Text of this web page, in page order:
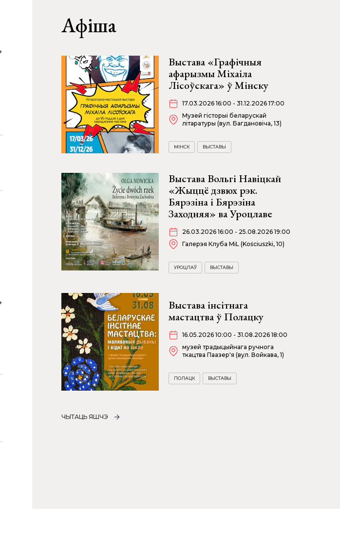
Афіша
Выстава «Графічныя
афарызмы Міхаіла
Лісоўскага» ў Мінску
17.03.2026 16:00 - 31.12.2026 17:00
Музей гісторыі беларускай
літаратуры (вул. Багдановіча, 13)
МІНСК ВЫСТАВЫ
Выстава Вольгі Навіцкай
«Жыццё дзвюх рэк.
Бярэзіна і Бярэзіна
Заходняя» ва Уроцлаве
26.03.2026 16:00 - 25.08.2026 19:00
Галерэя Клуба MiL (Kościuszki, 10)
УРОЦЛАЎ ВЫСТАВЫ
Выстава інсітнага
мастацтва ў Полацку
16.05.2026 10:00 - 31.08.2026 18:00
музей традыцыйнага ручнога
ткацтва Паазер'я (вул. Войкава, 1)
ПОЛАЦК ВЫСТАВЫ
ЧЫТАЦЬ ЯШЧЭ